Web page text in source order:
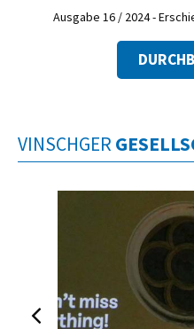
Ausgabe 16 / 2024 -
VINSCHGER